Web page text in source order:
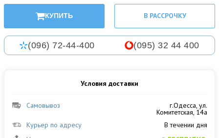
КУПИТЬ В РАССРОЧКУ
(096) 72-44-400 (095) 32 44 400
Условия доставки
Самовывоз г.Одесса, ул.
Комитетская, 14а
Курьер по адресу
В течении дня